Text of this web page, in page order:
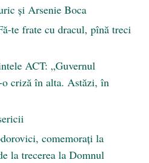
şi Arsenie Boca
te frate cu dracul, pînă treci
ACT: „Guvernul
criză în alta. Astăzi, în
comemorați la
la trecerea la Domnul